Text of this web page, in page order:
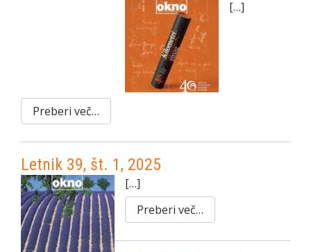
[…]
Preberi več…
Letnik 39, št. 1, 2025
[…]
Preberi več…